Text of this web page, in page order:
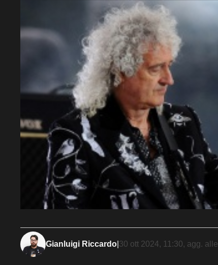
Gianluigi Riccardo 30 ott 2024, 11:30, agg. alle